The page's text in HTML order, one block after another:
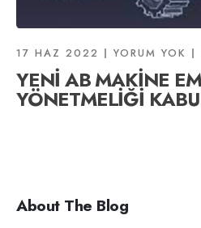
17 HAZ 2022 YORUM YOK
YENİ AB MAKİNE
YÖNETMELİĞİ
About The Blog